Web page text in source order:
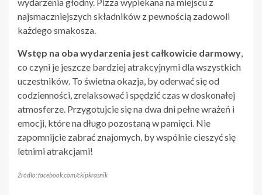
najsmaczniejszych składników z pewnością zadowoli
każdego smakosza.
Wstęp na oba wydarzenia jest całkowicie darmowy
co czyni je jeszcze bardziej atrakcyjnymi dla wszystkich
uczestników. To świetna okazja, by oderwać się od
codzienności, zrelaksować i spędzić czas w doskonałej
atmosferze. Przygotujcie się na dwa dni pełne wrażeń i
emocji, które na długo pozostaną w pamięci. Nie
zapomnijcie zabrać znajomych, by wspólnie cieszyć się
letnimi atrakcjami!
Źródło: facebook.com/ckipkrasnik